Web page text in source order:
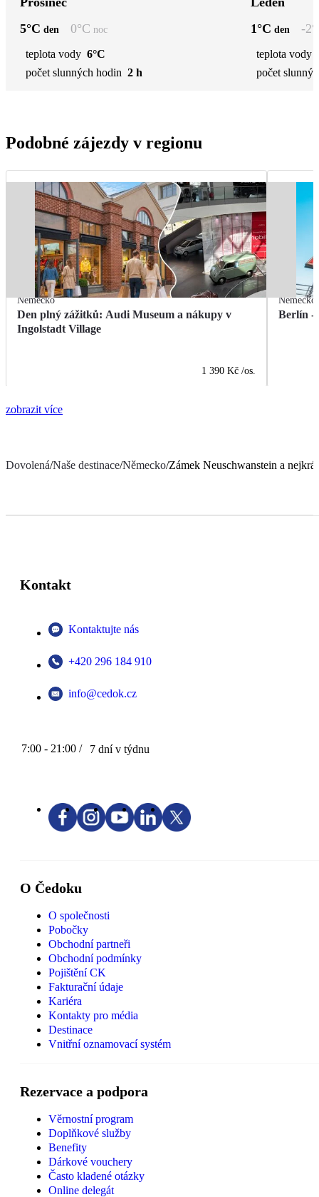
5°C den 0°C noc
teplota vody 6°C
počet slunných hodin 2 h
1°C den -2
teplota vody
počet
Podobné zájezdy v regionu
Německo
Den plný zážitků: Audi Museum a nákupy v
Ingolstadt Village
1 390 Kč /os.
Německo
Berlín -
zobrazit více
Dovolená/Naše destinace/Německo/Zámek Neuschwanstein a
Kontakt
Kontaktujte nás
+420 296 184 910
info@cedok.cz
7:00 - 21:00 / 7 dní v týdnu
O Čedoku
O společnosti
Pobočky
Obchodní partneři
Obchodní podmínky
Pojištění CK
Fakturační údaje
Kariéra
Kontakty pro média
Destinace
Vnitřní oznamovací systém
Rezervace a podpora
Věrnostní program
Doplňkové služby
Benefity
Dárkové vouchery
Často kladené otázky
Online delegát